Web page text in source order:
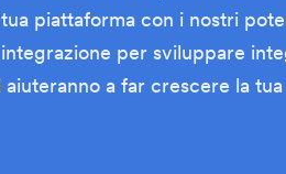
piattaforma con i nostri
per sviluppare
a far crescere la